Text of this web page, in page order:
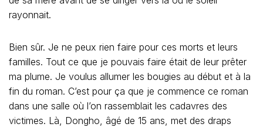
rayonnait.
Bien sûr. Je ne peux rien faire pour ces morts et leurs
familles. Tout ce que je pouvais faire était de leur prêter
ma plume. Je voulus allumer les bougies au début et à la
fin du roman. C’est pour ça que je commence ce roman
dans une salle où l’on rassemblait les cadavres des
victimes. Là, Dongho, âgé de 15 ans, met des draps